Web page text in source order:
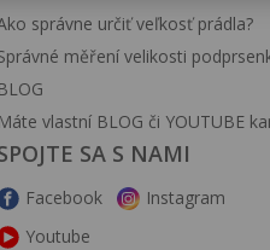
správne určiť veľkosť prádla?
měření velikosti
BLOG
Máte vlastní BLOG či YOUTUBE
SA S NAMI
Facebook
Instagram
Youtube